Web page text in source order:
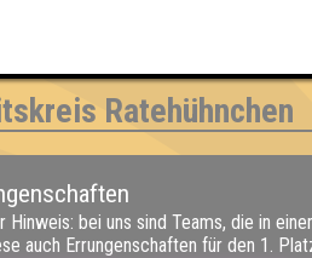
Ratehühnchen
Hinweis: bei uns sind Teams, die in
auch Errungenschaften für den 1.